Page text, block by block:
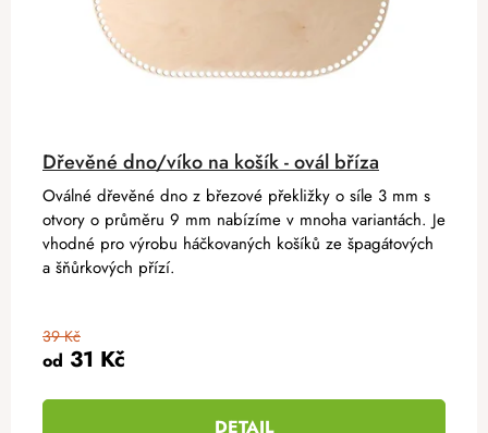
Dřevěné dno/víko na košík - ovál bříza
od 31 Kč
39 Kč
DETAIL
Oválné dřevěné dno z březové překližky o síle 3 mm s
otvory o průměru 9 mm nabízíme v mnoha variantách. Je
vhodné pro výrobu háčkovaných košíků ze špagátových
a šňůrkových přízí.